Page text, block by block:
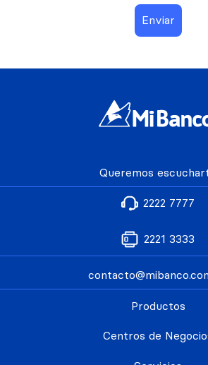
Queremos
2222 7777
2221 3333
Productos
Centros de